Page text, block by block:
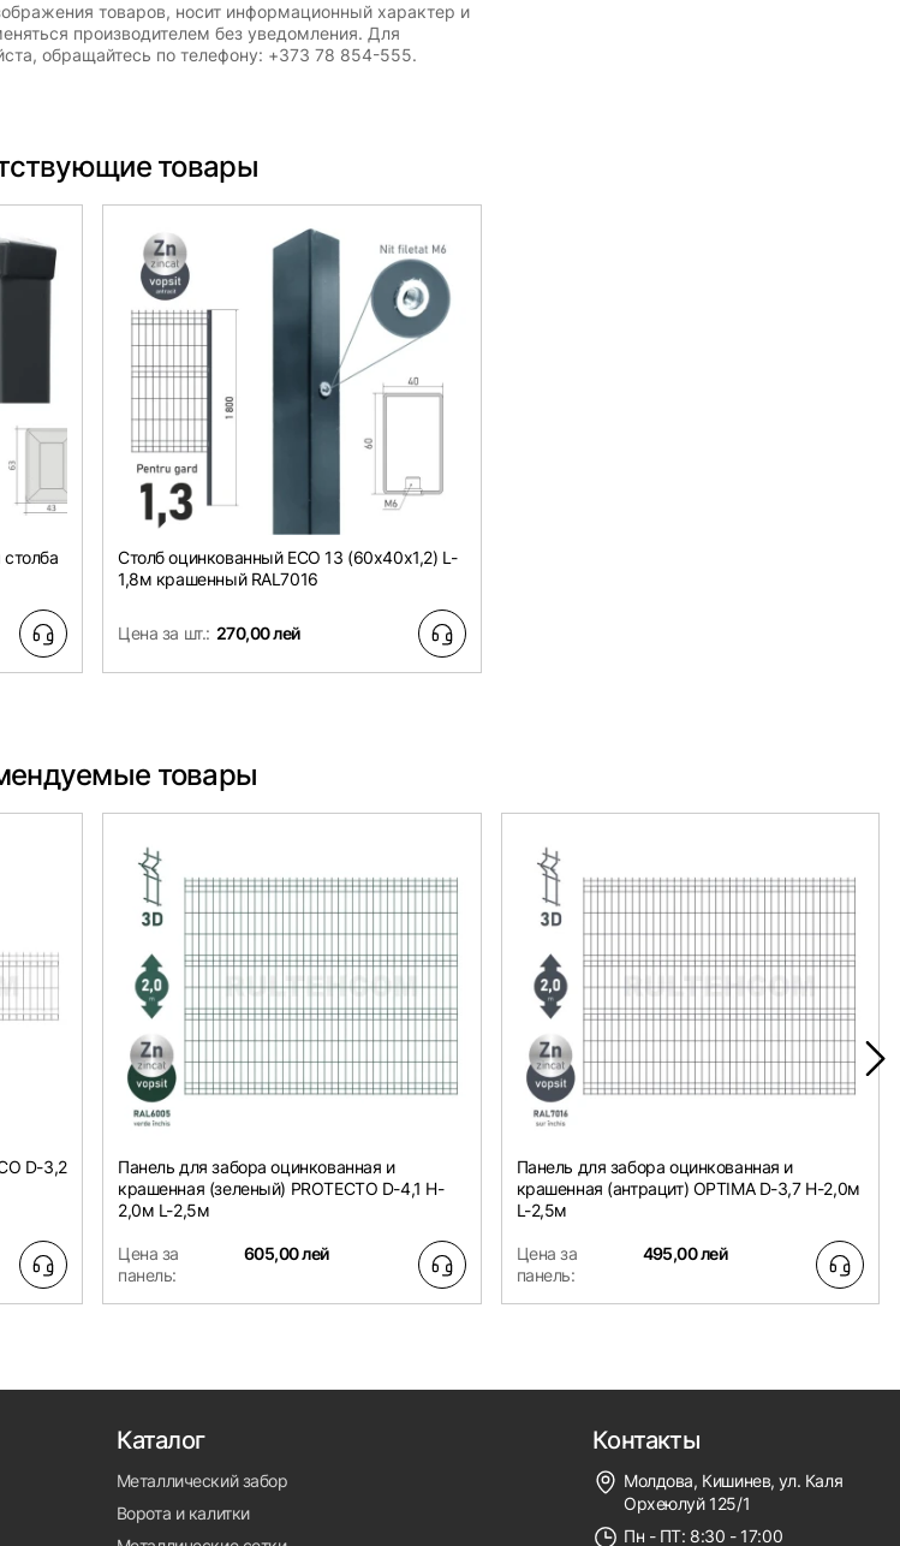
товаров, носит информационный характер и
производителем без уведомления. Для
обращайтесь по телефону: +373 78 854-555.
товары
Столб оцинкованный ЕСО 13 (60х40x1,2) L-
1,8м крашенный RAL7016
Цена за шт.: 270,00 лей
товары
D-3,2
Панель для забора оцинкованная и
крашенная (зеленый) PROTECTO D-4,1 H-
2,0м L-2,5м
Цена за
панель:
605,00 лей
Панель для забора оцинкованная и
крашенная (антрацит) OPTIMA D-3,7 H-2,0м
L-2,5м
Цена за
панель:
495,00 лей
Каталог
Металлический забор
Ворота и калитки
Контакты
Молдова, Кишинев, ул. Каля
Орхеюлуй 125/1
Пн - ПТ: 8:30 - 17:00